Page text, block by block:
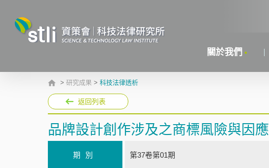
關於我們
> 研究成果 > 科技法律透析
返回列表
品牌設計創作涉及之商標風險與因應
期別 第37卷第01期